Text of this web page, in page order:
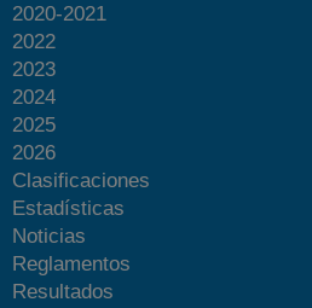
2020-2021
2022
2023
2024
2025
2026
Clasificaciones
Estadísticas
Noticias
Reglamentos
Resultados